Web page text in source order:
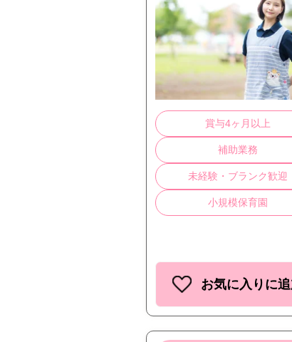
賞与4ヶ月以上
補助業務
未経験・ブランク歓迎
小規模保育園
お気に入りに